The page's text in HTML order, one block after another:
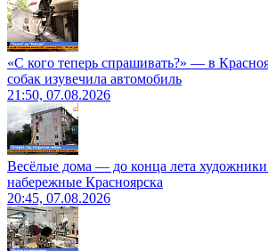
«С кого теперь спрашивать?» — в
собак изувечила автомобиль
21:50, 07.08.2026
Весёлые дома — до конца лета художники
набережные Красноярска
20:45, 07.08.2026